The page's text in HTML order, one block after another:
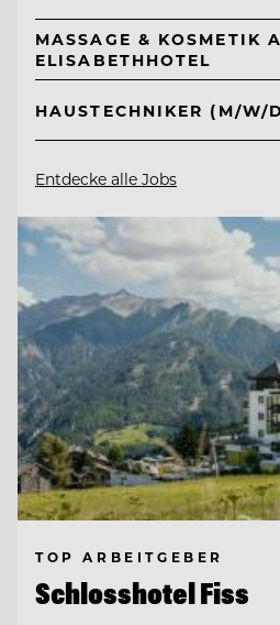
MASSAGE & KOSMETIK
ELISABETHHOTEL
HAUSTECHNIKER (M/W/
Entdecke alle Jobs
TOP ARBEITGEBER
Schlosshotel Fiss